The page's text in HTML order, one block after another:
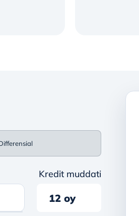
Kredit muddati
12 oy